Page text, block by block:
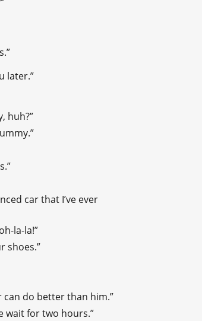
later.”
huh?”
car that I’ve ever
la-la!”
shoes.”
do better than him.”
wait for two hours.”